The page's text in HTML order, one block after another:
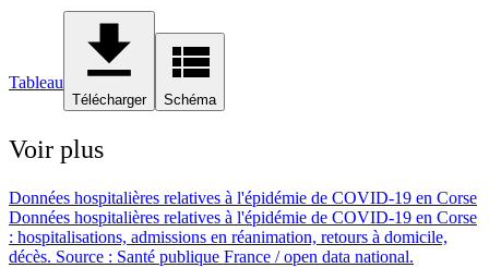
Tableau
Télécharger Schéma
Voir plus
Données hospitalières relatives à l'épidémie de COVID-19 en Corse
Données hospitalières relatives à l'épidémie de COVID-19 en Corse
: hospitalisations, admissions en réanimation, retours à domicile,
décès. Source : Santé publique France / open data national.